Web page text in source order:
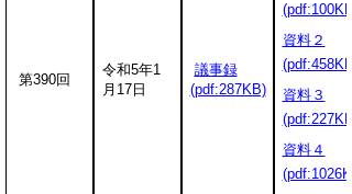
第390回
令和5年1
月17日
議事録
(pdf:287KB)
(pdf:100KB)
資料２
(pdf:458KB)
資料３
(pdf:227KB)
資料４